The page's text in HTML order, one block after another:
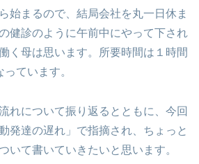
始まるので、結局会社を丸一日休ま
健診のように午前中にやって下され
く母は思います。所要時間は１時間
ています。
れについて振り返るとともに、今回
発達の遅れ」で指摘され、ちょっと
いて書いていきたいと思います。